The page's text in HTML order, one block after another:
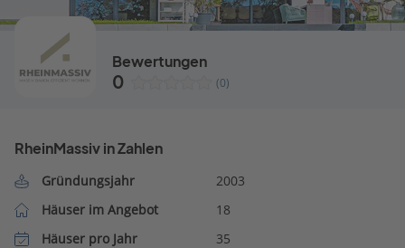
Bewertungen
0 (0)
RheinMassiv in Zahlen
Gründungsjahr
2003
Häuser im Angebot
18
Häuser pro Jahr
35